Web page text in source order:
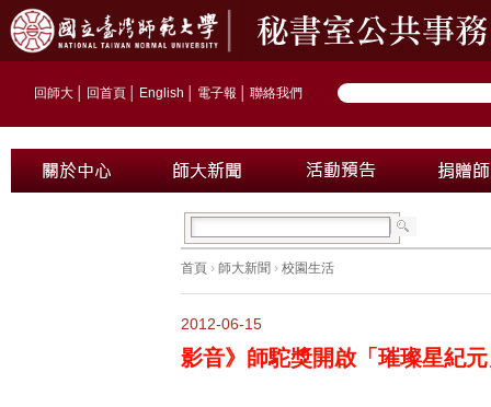
回師大 回首頁 English 電子報 聯絡我們
首頁 › 師大新聞 › 校園生活
2012-06-15
影音》師駝獎開啟「璀璨星紀